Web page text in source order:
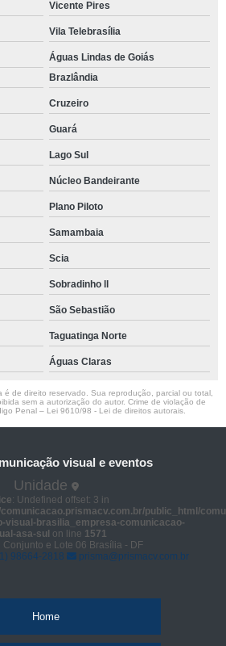
Vicente Pires
Vila Telebrasília
Águas Lindas de Goiás
Brazlândia
Cruzeiro
Guará
Lago Sul
Núcleo Bandeirante
Plano Piloto
Samambaia
Scia
Sobradinho ll
São Sebastião
Taguatinga Norte
Águas Claras
de direito reservado. Sua reprodução, parcial ou total,
sem a autorização do autor. Crime de violação de
Penal – Lei 9610/98 - Lei de direitos autorais
visual e eventos
Unidade
: Undefined offset: 3 in
public_html/
visual-brasilia_empresa-comunicacao-
asa-sul on line 1571
Conjunto e Lote 06 Brasília - DF
98664-2818 prisma@prismacv.com.br
Home